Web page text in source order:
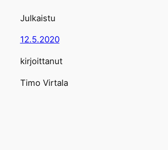
Julkaistu
12.5.2020
kirjoittanut
Timo Virtala